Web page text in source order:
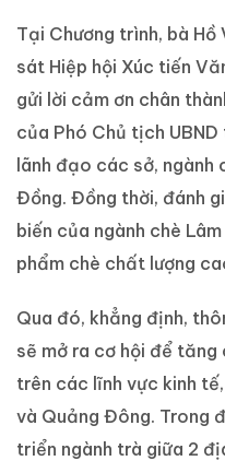
Tại Chương trình, bà Hồ
sát Hiệp hội Xúc tiến
gửi lời cảm ơn chân
của Phó Chủ tịch
lãnh đạo các sở, ngành
Đồng. Đồng thời, đánh
biến của ngành chè
phẩm chè chất lượng
Qua đó, khẳng định,
sẽ mở ra cơ hội để tăng
trên các lĩnh vực kinh
và Quảng Đông. Trong
triển ngành trà giữa 2